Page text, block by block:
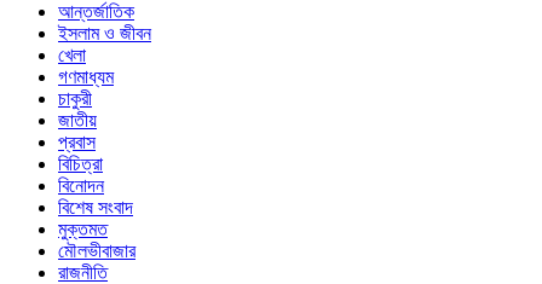
আন্তর্জাতিক
ইসলাম ও জীবন
খেলা
গণমাধ্যম
চাকুরী
জাতীয়
প্রবাস
বিচিত্রা
বিনোদন
বিশেষ সংবাদ
মুক্তমত
মৌলভীবাজার
রাজনীতি